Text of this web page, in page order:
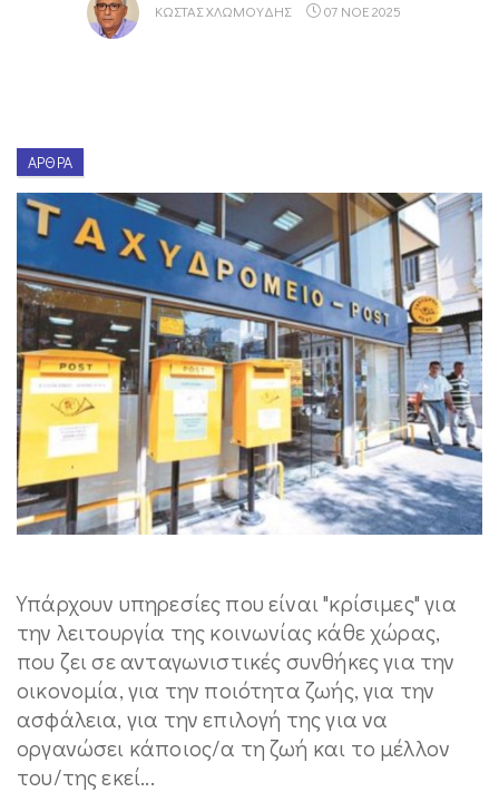
ΚΏΣΤΑΣ ΧΛΩΜΟΎΔΗΣ 07 ΝΟΕ 2025
ΆΡΘΡΑ
Υπάρχουν υπηρεσίες που είναι "κρίσιμες" για
την λειτουργία της κοινωνίας κάθε χώρας,
που ζει σε ανταγωνιστικές συνθήκες για την
οικονομία, για την ποιότητα ζωής, για την
ασφάλεια, για την επιλογή της για να
οργανώσει κάποιος/α τη ζωή και το μέλλον
του/της εκεί...